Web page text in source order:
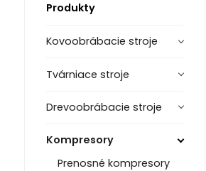
Produkty
Kovoobrábacie stroje
Tvárniace stroje
Drevoobrábacie stroje
Kompresory
Prenosné kompresory